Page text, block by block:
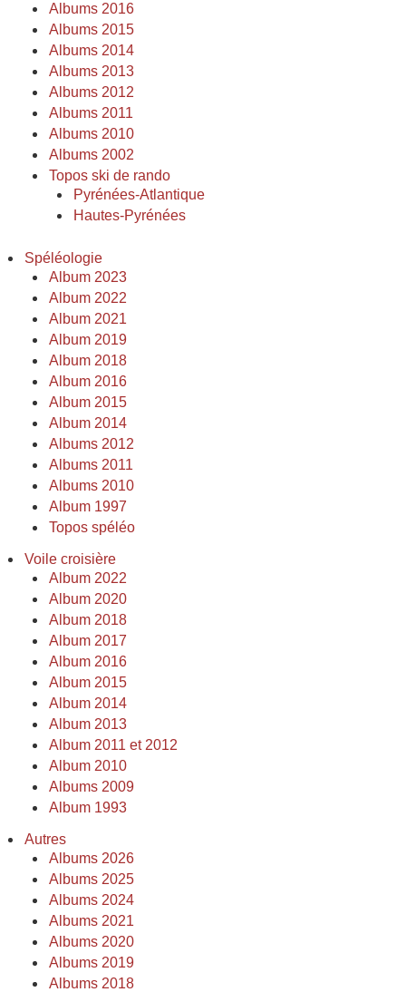
Albums 2016
Albums 2015
Albums 2014
Albums 2013
Albums 2012
Albums 2011
Albums 2010
Albums 2002
Topos ski de rando
Pyrénées-Atlantique
Hautes-Pyrénées
Spéléologie
Album 2023
Album 2022
Album 2021
Album 2019
Album 2018
Album 2016
Album 2015
Album 2014
Albums 2012
Albums 2011
Albums 2010
Album 1997
Topos spéléo
Voile croisière
Album 2022
Album 2020
Album 2018
Album 2017
Album 2016
Album 2015
Album 2014
Album 2013
Album 2011 et 2012
Album 2010
Albums 2009
Album 1993
Autres
Albums 2026
Albums 2025
Albums 2024
Albums 2021
Albums 2020
Albums 2019
Albums 2018